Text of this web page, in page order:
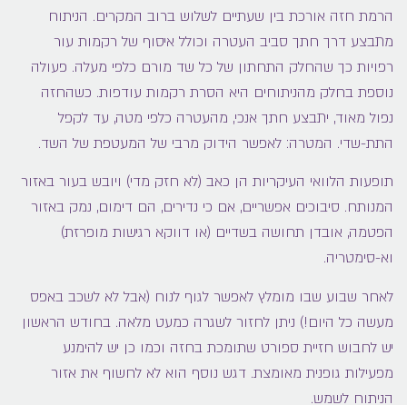
הרמת חזה אורכת בין שעתיים לשלוש ברוב המקרים. הניתוח
מתבצע דרך חתך סביב העטרה וכולל איסוף של רקמות עור
רפויות כך שהחלק התחתון של כל שד מורם כלפי מעלה. פעולה
נוספת בחלק מהניתוחים היא הסרת רקמות עודפות. כשהחזה
נפול מאוד, יתבצע חתך אנכי, מהעטרה כלפי מטה, עד לקפל
התת-שדי. המטרה: לאפשר הידוק מרבי של המעטפת של השד.
תופעות הלוואי העיקריות הן כאב (לא חזק מדי) ויובש בעור באזור
המנותח. סיבוכים אפשריים, אם כי נדירים, הם דימום, נמק באזור
הפטמה, אובדן תחושה בשדיים (או דווקא רגישות מופרזת)
וא-סימטריה.
לאחר שבוע שבו מומלץ לאפשר לגוף לנוח (אבל לא לשכב באפס
מעשה כל היום!) ניתן לחזור לשגרה כמעט מלאה. בחודש הראשון
יש לחבוש חזיית ספורט שתומכת בחזה וכמו כן יש להימנע
מפעילות גופנית מאומצת. דגש נוסף הוא לא לחשוף את אזור
הניתוח לשמש.